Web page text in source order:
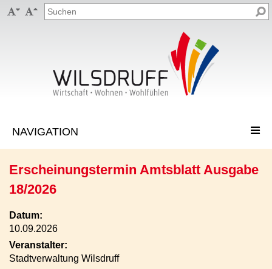
 
Erscheinungstermin Amtsblatt Ausgabe
18/2026
Datum:
10.09.2026
Veranstalter:
Stadtverwaltung Wilsdruff